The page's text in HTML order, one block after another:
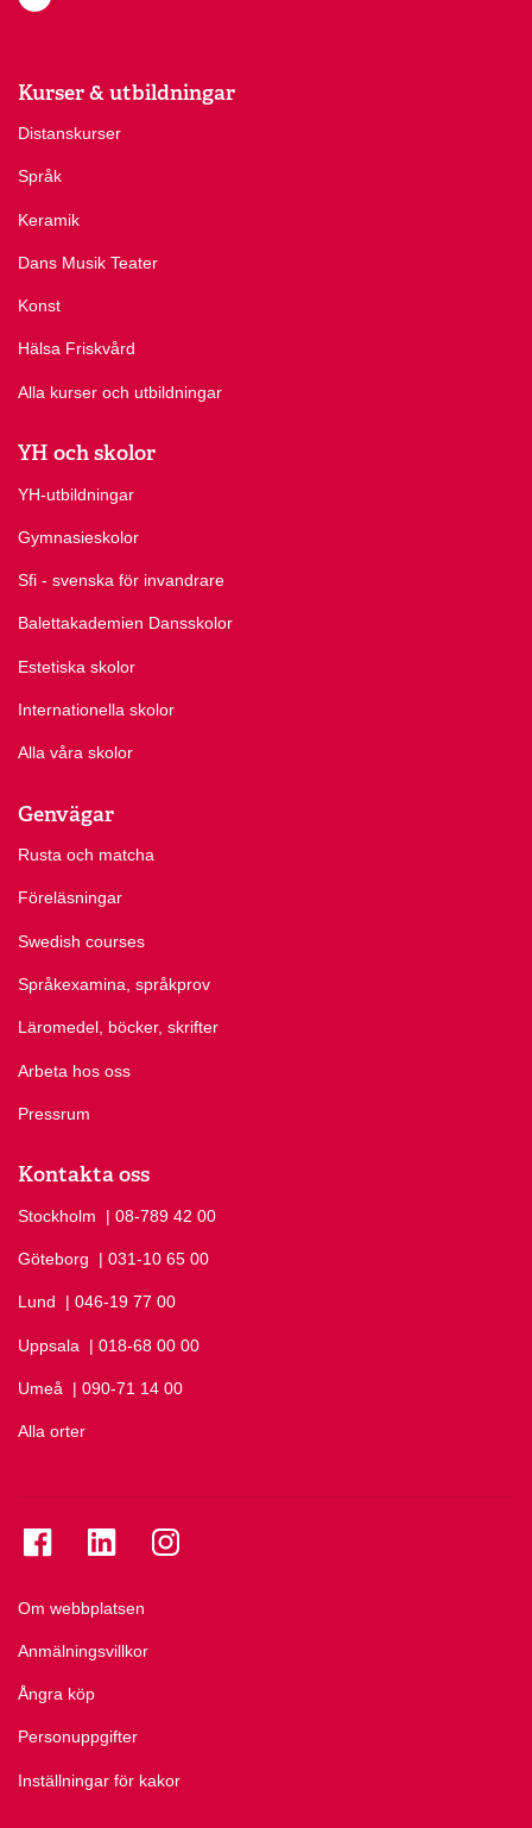
Kurser & utbildningar
Distanskurser
Språk
Keramik
Dans Musik Teater
Konst
Hälsa Friskvård
Alla kurser och utbildningar
YH och skolor
YH-utbildningar
Gymnasieskolor
Sfi - svenska för invandrare
Balettakademien Dansskolor
Estetiska skolor
Internationella skolor
Alla våra skolor
Genvägar
Rusta och matcha
Föreläsningar
Swedish courses
Språkexamina, språkprov
Läromedel, böcker, skrifter
Arbeta hos oss
Pressrum
Kontakta oss
Stockholm Ring Stockholm på
| 08-789 42 00
Göteborg Ring Göteborg på
| 031-10 65 00
Lund Ring Lund på
| 046-19 77 00
Uppsala Ring Uppsala på
| 018-68 00 00
Umeå Ring Umeå på
| 090-71 14 00
Alla orter
Om webbplatsen
Anmälningsvillkor
Ångra köp
Personuppgifter
Inställningar för kakor
Se folkuniversitetet på Facebook
Se folkuniversitetet på LinkedIn